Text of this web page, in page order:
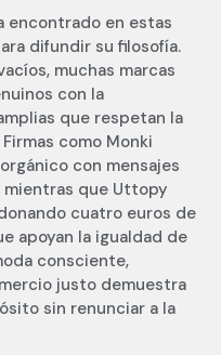
encontrado en estas
difundir su filosofía.
muchas marcas
con la
que respetan la
como Monki
con mensajes
que Uttopy
cuatro euros de
apoyan la igualdad de
consciente,
justo demuestra
sin renunciar a la